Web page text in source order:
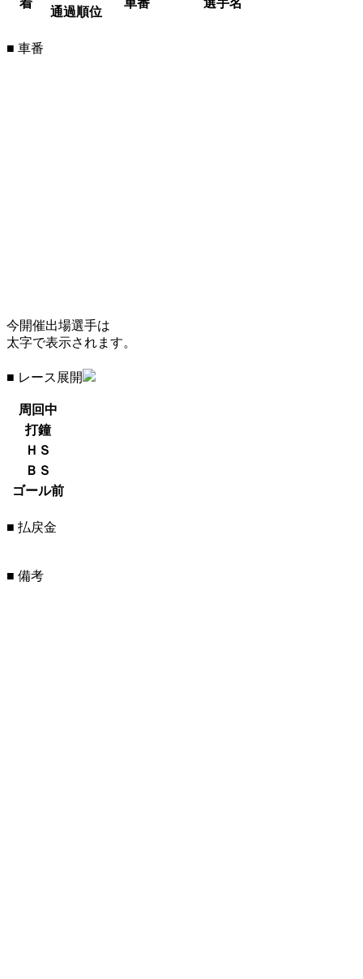
着
通過順位
車番 選手名
■ 車番
今開催出場選手は
太字で表示されます。
■ レース展開
周回中
打鐘
ＨＳ
ＢＳ
ゴール前
■ 払戻金
■ 備考